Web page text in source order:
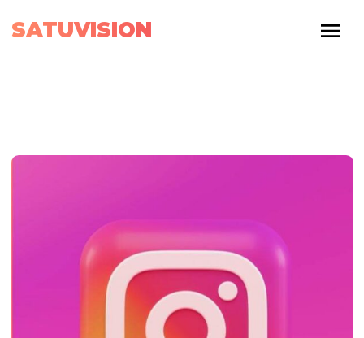
SATUVISION